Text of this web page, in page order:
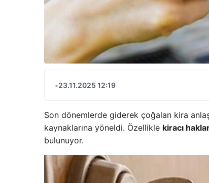
•23.11.2025 12:19
Son dönemlerde giderek çoğalan kira
kaynaklarına yöneldi. Özellikle kiracı
bulunuyor.